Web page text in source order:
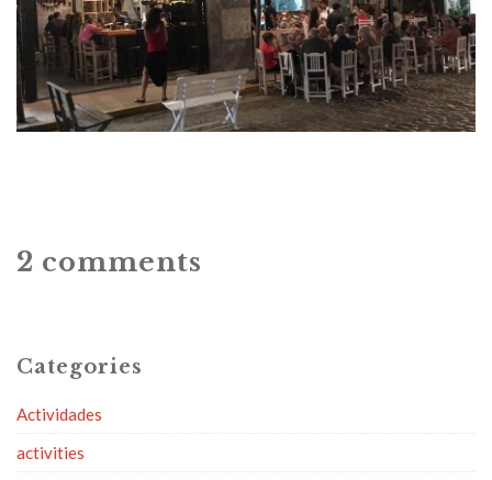
2 comments
Categories
Actividades
activities